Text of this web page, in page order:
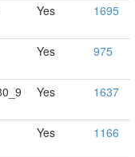
Yes 1695
Yes 975
Yes 1637
Yes 1166